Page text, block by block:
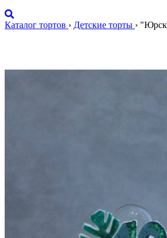
Каталог тортов › Детские торты ›